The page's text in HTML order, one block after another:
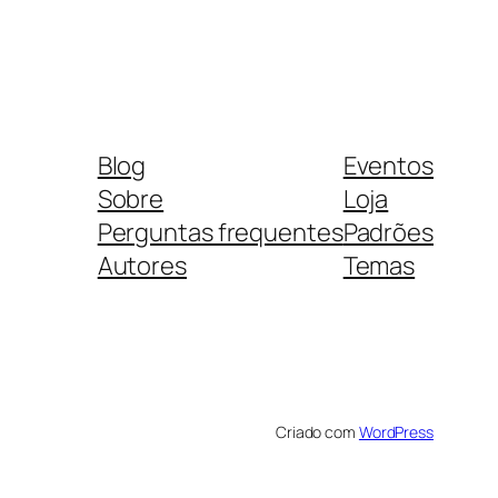
Blog
Sobre
Perguntas frequentes
Autores
Eventos
Loja
Padrões
Temas
Criado com WordPress